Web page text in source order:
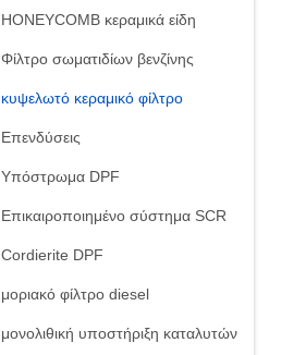
HONEYCOMB κεραμικά είδη
Φίλτρο σωματιδίων βενζίνης
κυψελωτό κεραμικό φίλτρο
Επενδύσεις
Υπόστρωμα DPF
Επικαιροποιημένο σύστημα SCR
Cordierite DPF
μοριακό φίλτρο diesel
μονολιθική υποστήριξη καταλυτών